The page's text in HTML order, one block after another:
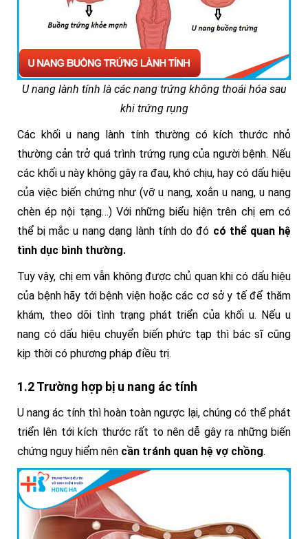
U nang lành tính là các nang trứng không thoái hóa sau
khi trứng rụng
Các khối u nang lành tính thường có kích thước nhỏ
thường cản trở quá trình trứng rụng của người bệnh. Nếu
các khối u này không gây ra đau, khó chịu, hay có dấu hiệu
của việc biến chứng như (vỡ u nang, xoắn u nang, u nang
chèn ép nội tạng…) Với những biểu hiện trên chị em có
thể bị mắc u nang dạng lành tính do đó có thể quan hệ
tình dục bình thường.
Tuy vậy, chị em vẫn không được chủ quan khi có dấu hiệu
của bệnh hãy tới bệnh viện hoặc các cơ sở y tế để thăm
khám, theo dõi tình trạng phát triển của khối u. Nếu u
nang có dấu hiệu chuyển biến phức tạp thì bác sĩ cũng
kịp thời có phương pháp điều trị.
1.2 Trường hợp bị u nang ác tính
U nang ác tính thì hoàn toàn ngược lại, chúng có thể phát
triển lên tới kích thước rất to nên dễ gây ra những biến
chứng nguy hiểm nên cần tránh quan hệ vợ chồng.